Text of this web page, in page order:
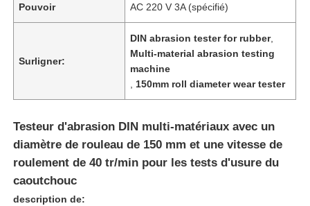
Pouvoir AC 220 V 3A (spécifié)
Surligner:
DIN abrasion tester for rubber,
Multi-material abrasion testing
machine
150mm roll diameter wear tester
Testeur d'abrasion DIN multi-matériaux avec un
diamètre de rouleau de 150 mm et une vitesse de
roulement de 40 tr/min pour les tests d'usure du
caoutchouc
description de: